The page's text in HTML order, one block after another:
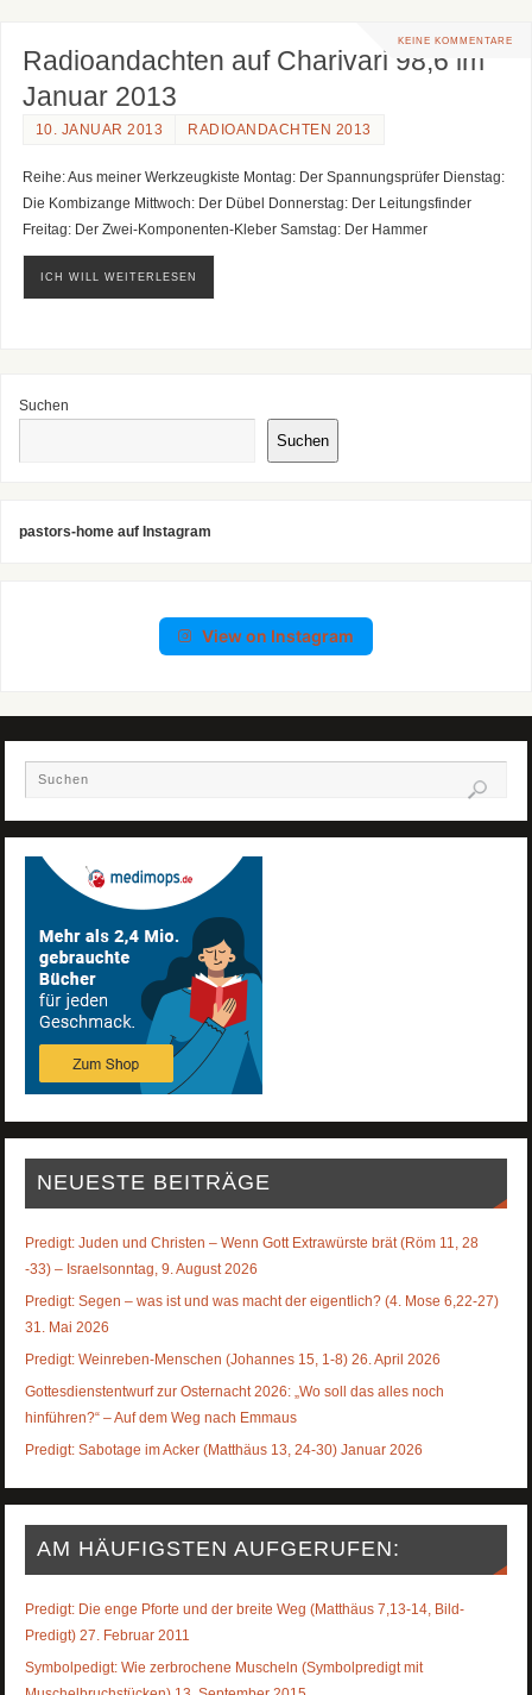
KEINE KOMMENTARE
Radioandachten auf Charivari 98,6 im
Januar 2013
10. JANUAR 2013 RADIOANDACHTEN 2013
Reihe: Aus meiner Werkzeugkiste Montag: Der Spannungsprüfer Dienstag:
Die Kombizange Mittwoch: Der Dübel Donnerstag: Der Leitungsfinder
Freitag: Der Zwei-Komponenten-Kleber Samstag: Der Hammer
ICH WILL WEITERLESEN
Suchen
Suchen
pastors-home auf Instagram
View on Instagram
NEUESTE BEITRÄGE
Predigt: Juden und Christen – Wenn Gott Extrawürste brät (Röm 11, 28
-33) – Israelsonntag, 9. August 2026
Predigt: Segen – was ist und was macht der eigentlich? (4. Mose 6,22-27)
31. Mai 2026
Predigt: Weinreben-Menschen (Johannes 15, 1-8) 26. April 2026
Gottesdienstentwurf zur Osternacht 2026: „Wo soll das alles noch
hinführen?“ – Auf dem Weg nach Emmaus
Predigt: Sabotage im Acker (Matthäus 13, 24-30) Januar 2026
AM HÄUFIGSTEN AUFGERUFEN:
Predigt: Die enge Pforte und der breite Weg (Matthäus 7,13-14, Bild-
Predigt) 27. Februar 2011
Symbolpedigt: Wie zerbrochene Muscheln (Symbolpredigt mit